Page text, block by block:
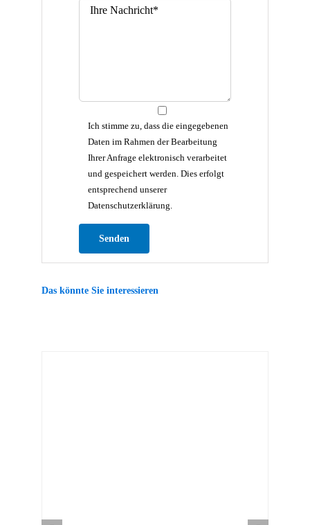
Ich stimme zu, dass die eingegebenen
Daten im Rahmen der Bearbeitung
Ihrer Anfrage elektronisch verarbeitet
und gespeichert werden. Dies erfolgt
entsprechend unserer
Datenschutzerklärung.
Das könnte Sie interessieren